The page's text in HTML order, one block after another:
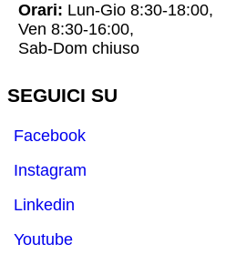
Orari: Lun-Gio 8:30-18:00,
Ven 8:30-16:00,
Sab-Dom chiuso
SEGUICI SU
Facebook
Instagram
Linkedin
Youtube